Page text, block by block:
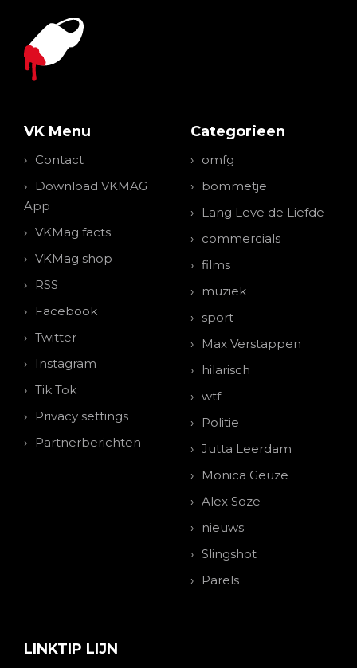
VK Menu
Contact
Download VKMAG
App
VKMag facts
VKMag shop
RSS
Facebook
Twitter
Instagram
Tik Tok
Privacy settings
Partnerberichten
Categorieen
omfg
bommetje
Lang Leve de Liefde
commercials
films
muziek
sport
Max Verstappen
hilarisch
wtf
Politie
Jutta Leerdam
Monica Geuze
Alex Soze
nieuws
Slingshot
Parels
LINKTIP LIJN